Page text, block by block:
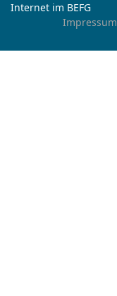
Internet im BEFG
Impressum